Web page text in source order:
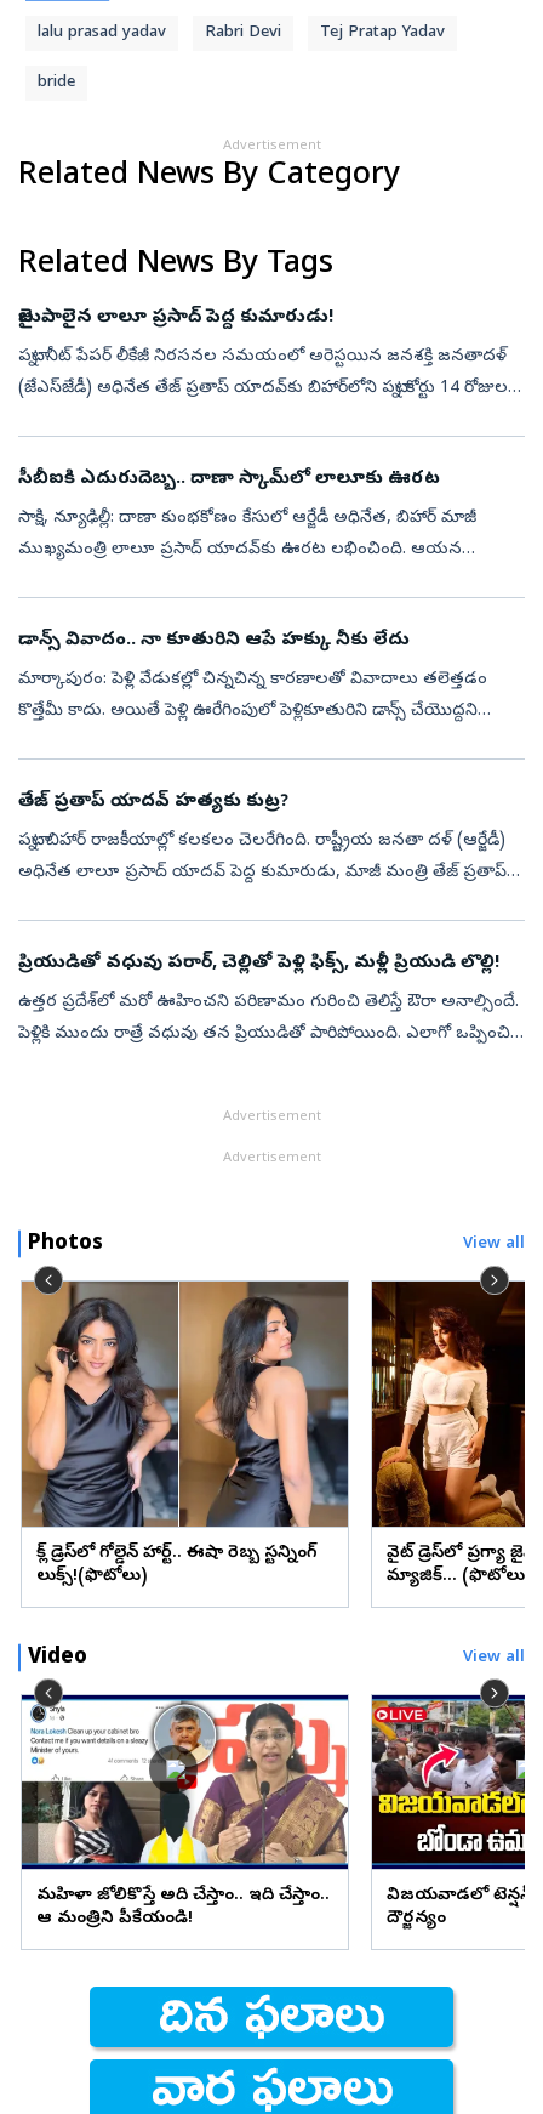
lalu prasad yadav Rabri Devi Tej Pratap Yadav
bride
Advertisement
Related News By Category
Related News By Tags
జైలుపాలైన లాలూ ప్రసాద్ పెద్ద కుమారుడు!
పట్నా: నీట్‌ పేపర్‌ లీకేజీ నిరసనల సమయంలో అరెస్టయిన జనశక్తి జనతాదళ్‌
(జేఎస్‌జేడీ) అధినేత తేజ్‌ ప్రతాప్‌ యాదవ్‌కు బిహార్‌లోని పట్నా కోర్టు 14 రోజుల
సీబీఐకి ఎదురుదెబ్బ.. దాణా స్కామ్‌లో లాలూకు ఊరట
సాక్షి, న్యూఢిల్లీ: దాణా కుంభకోణం కేసులో ఆర్జేడీ అధినేత, బిహార్‌ మాజీ
ముఖ్యమంత్రి లాలూ ప్రసాద్ యాదవ్‌కు ఊరట లభించింది. ఆయన
డాన్స్ వివాదం.. నా కూతురిని ఆపే హక్కు నీకు లేదు
మార్కాపురం: పెళ్లి వేడుకల్లో చిన్నచిన్న కారణాలతో వివాదాలు తలెత్తడం
కొత్తేమీ కాదు. అయితే పెళ్లి ఊరేగింపులో పెళ్లికూతురిని డాన్స్ చేయొద్దని
తేజ్ ప్రతాప్ యాదవ్ హత్యకు కుట్ర?
పట్నా: బిహార్ రాజకీయాల్లో కలకలం చెలరేగింది. రాష్ట్రీయ జనతా దళ్ (ఆర్జేడీ)
అధినేత లాలూ ప్రసాద్ యాదవ్ పెద్ద కుమారుడు, మాజీ మంత్రి తేజ్ ప్రతాప్
ప్రియుడితో వధువు పరార్‌, చెల్లితో పెళ్లి ఫిక్స్‌, మళ్లీ ప్రియుడి లొల్లి!
ఉత్తర ప్రదేశ్‌లో మరో ఊహించని పరిణామం గురించి తెలిస్తే ఔరా అనాల్సిందే.
పెళ్లికి ముందు రాత్రే వధువు తన ప్రియుడితో పారిపోయింది. ఎలాగో ఒప్పించి,
Advertisement
Advertisement
Photos View all
బ్లాక్ డ్రెస్‌లో గోల్డెన్ హార్ట్.. ఈషా రెబ్బ స్టన్నింగ్
లుక్స్!(ఫొటోలు)
వైట్ డ్రెస్‌లో ప్రగ్యా
మ్యాజిక్... (ఫొటోలు)
Video View all
మహిళా జోలికొస్తే అది చేస్తాం.. ఇది చేస్తాం..
ఆ మంత్రిని పీకేయండి!
విజయవాడలో టెన్షన్
దౌర్జన్యం